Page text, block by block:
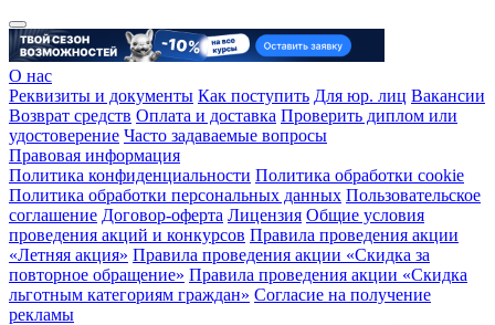
О нас
Реквизиты и документы Как поступить Для юр. лиц Вакансии
Возврат средств Оплата и доставка Проверить диплом или
удостоверение Часто задаваемые вопросы
Правовая информация
Политика конфиденциальности Политика обработки cookie
Политика обработки персональных данных Пользовательское
соглашение Договор-оферта Лицензия Общие условия
проведения акций и конкурсов Правила проведения акции
«Летняя акция» Правила проведения акции «Скидка за
повторное обращение» Правила проведения акции «Скидка
льготным категориям граждан» Согласие на получение
рекламы